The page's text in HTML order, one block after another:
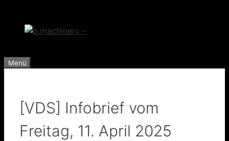
springen
Menü
[VDS] Infobrief vom
Freitag, 11. April 2025